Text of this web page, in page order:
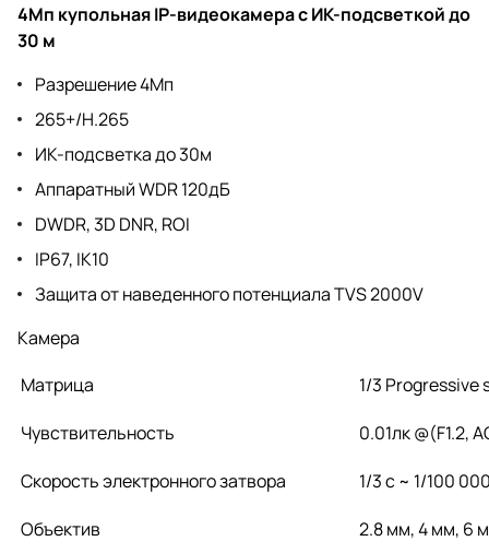
4Мп купольная IP-видеокамера с ИК-подсветкой до
30 м
Разрешение 4Мп
265+/H.265
ИК-подсветка до 30м
Аппаратный WDR 120дБ
DWDR, 3D DNR, ROI
IP67, IK10
Защита от наведенного потенциала TVS 2000V
Камера
Матрица
1/3 Progressive
Чувствительность
0.01лк @(F1.2,
Скорость электронного затвора
1/3 с ~ 1/100
Объектив
2.8 мм, 4 мм, 6